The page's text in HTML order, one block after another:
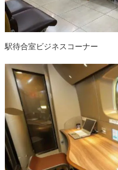
駅待合室ビジネスコーナー